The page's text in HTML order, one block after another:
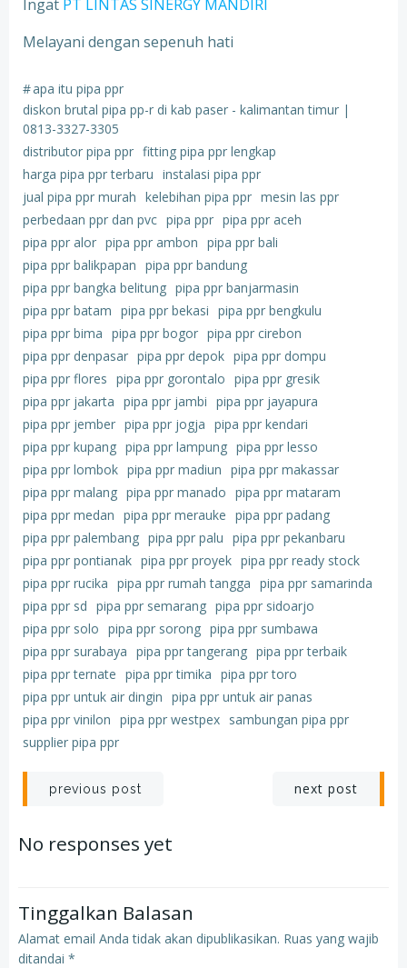
Ingat PT LINTAS SINERGY MANDIRI
Melayani dengan sepenuh hati
#apa itu pipa ppr
diskon brutal pipa pp-r di kab paser - kalimantan timur |
0813-3327-3305
distributor pipa ppr fitting pipa ppr lengkap
harga pipa ppr terbaru instalasi pipa ppr
jual pipa ppr murah kelebihan pipa ppr mesin las ppr
perbedaan ppr dan pvc pipa ppr pipa ppr aceh
pipa ppr alor pipa ppr ambon pipa ppr bali
pipa ppr balikpapan pipa ppr bandung
pipa ppr bangka belitung pipa ppr banjarmasin
pipa ppr batam pipa ppr bekasi pipa ppr bengkulu
pipa ppr bima pipa ppr bogor pipa ppr cirebon
pipa ppr denpasar pipa ppr depok pipa ppr dompu
pipa ppr flores pipa ppr gorontalo pipa ppr gresik
pipa ppr jakarta pipa ppr jambi pipa ppr jayapura
pipa ppr jember pipa ppr jogja pipa ppr kendari
pipa ppr kupang pipa ppr lampung pipa ppr lesso
pipa ppr lombok pipa ppr madiun pipa ppr makassar
pipa ppr malang pipa ppr manado pipa ppr mataram
pipa ppr medan pipa ppr merauke pipa ppr padang
pipa ppr palembang pipa ppr palu pipa ppr pekanbaru
pipa ppr pontianak pipa ppr proyek pipa ppr ready stock
pipa ppr rucika pipa ppr rumah tangga pipa ppr samarinda
pipa ppr sd pipa ppr semarang pipa ppr sidoarjo
pipa ppr solo pipa ppr sorong pipa ppr sumbawa
pipa ppr surabaya pipa ppr tangerang pipa ppr terbaik
pipa ppr ternate pipa ppr timika pipa ppr toro
pipa ppr untuk air dingin pipa ppr untuk air panas
pipa ppr vinilon pipa ppr westpex sambungan pipa ppr
supplier pipa ppr
Post
navigation
previous post next post
No responses yet
Tinggalkan Balasan
Alamat email Anda tidak akan dipublikasikan. Ruas yang wajib
ditandai *